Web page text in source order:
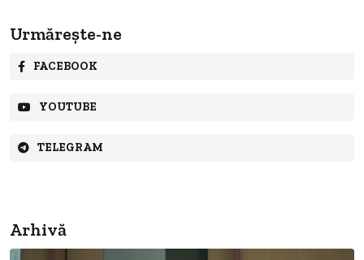
Urmărește-ne
FACEBOOK
YOUTUBE
TELEGRAM
Arhivă